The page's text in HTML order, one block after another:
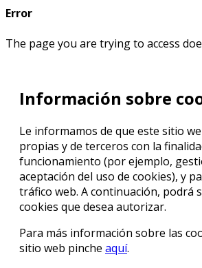
Error
The page you are trying to access
Información sobre
Le informamos de que este sitio
propias y de terceros con la
funcionamiento (por ejemplo,
aceptación del uso de cookies), y
tráfico web. A continuación, podrá
cookies que desea autorizar.
Para más información sobre las
sitio web pinche aquí.